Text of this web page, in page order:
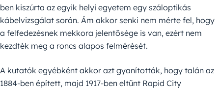
ben kiszúrta az egyik helyi egyetem egy száloptikás
kábelvizsgálat során. Ám akkor senki nem mérte fel, hogy
a felfedezésnek mekkora jelentősége is van, ezért nem
kezdték meg a roncs alapos felmérését.
A kutatók egyébként akkor azt gyanították, hogy talán az
1884-ben épített, majd 1917-ben eltűnt Rapid City